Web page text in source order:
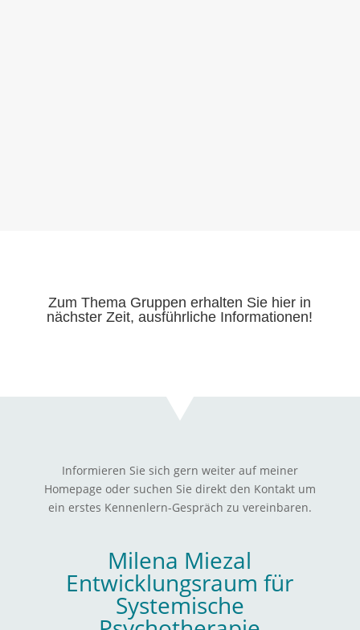
Zum Thema Gruppen erhalten Sie hier in
nächster Zeit, ausführliche Informationen!
Informieren Sie sich gern weiter auf meiner
Homepage oder suchen Sie direkt den Kontakt um
ein erstes Kennenlern-Gespräch zu vereinbaren.
Milena Miezal
Entwicklungsraum für
Systemische